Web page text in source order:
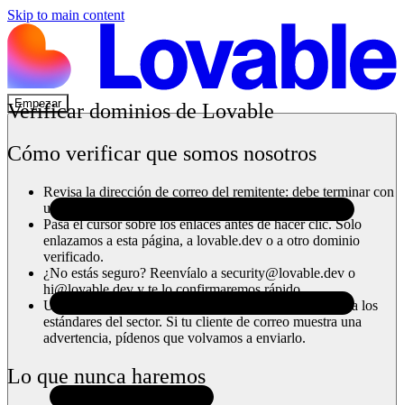
Skip to main content
Empezar
Verificar dominios de Lovable
Cómo verificar que somos nosotros
Revisa la dirección de correo del remitente: debe terminar con
uno de nuestros dominios verificados
Pasa el cursor sobre los enlaces antes de hacer clic. Solo
enlazamos a esta página, a lovable.dev o a otro dominio
verificado.
¿No estás seguro? Reenvíalo a security@lovable.dev o
hi@lovable.devy te lo confirmaremos rápido.
Usamos autenticación de correo electrónico conforme a los
estándares del sector. Si tu cliente de correo muestra una
advertencia, pídenos que volvamos a enviarlo.
Lo que nunca haremos